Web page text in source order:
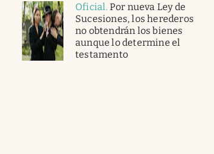
Oficial. Por nueva Ley de
Sucesiones, los herederos
no obtendrán los bienes
aunque lo determine el
testamento